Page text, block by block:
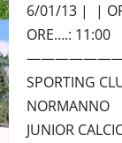
6/01/13 | |
ORE….:
SPORTING
JUNIOR